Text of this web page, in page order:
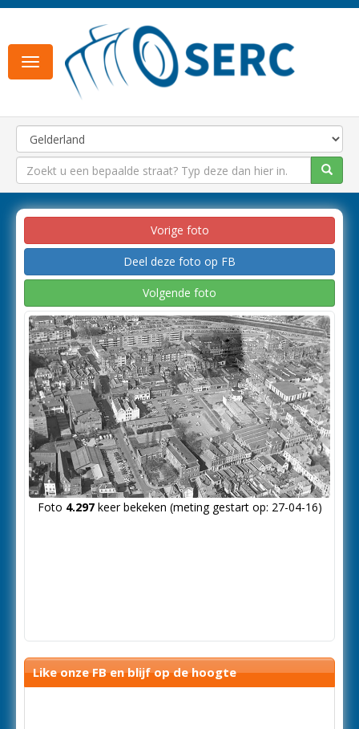
Toggle
navigation
Vorige foto
Deel deze foto op FB
Volgende foto
Foto 4.297keer bekeken (meting gestart op: 27-04-16)
Like onze FB en blijf op de hoogte